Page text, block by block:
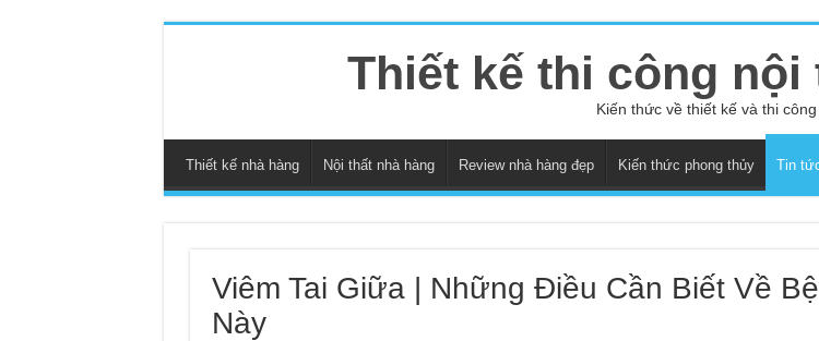
Thiết kế thi công nội
Kiến thức về thiết kế và thi
Thiết kế nhà hàng Nội thất nhà hàng Review nhà hàng đẹp Kiến thức phong thủy Tin
Viêm Tai Giữa | Những Điều Cần Biết Về
Này